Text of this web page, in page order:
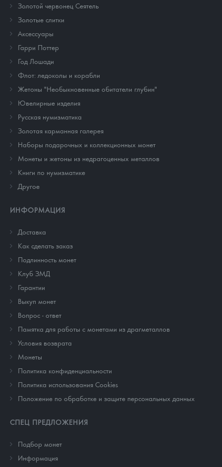
Золотой червонец Сеятель
Золотые слитки
Аксессуары
Гарри Поттер
Год Лошади
Флот: ледоколы и корабли
Жетоны "Необыкновенные обитатели глубин"
Ювелирные изделия
Русская нумизматика
Золотая карманная галерея
Наборы подарочных и коллекционных монет
Монеты и жетоны из недрагоценных металлов
Книги по нумизматике
Другое
ИНФОРМАЦИЯ
Доставка
Как сделать заказ
Подлинность монет
Клуб ЗМД
Гарантии
Выкуп монет
Вопрос - ответ
Памятка для работы с монетами из драгметаллов
Условия возврата
Монеты
Политика конфиденциальности
Политика использования Cookies
Положение по обработке и защите персональных данных
СПЕЦ ПРЕДЛОЖЕНИЯ
Подбор монет
Информация